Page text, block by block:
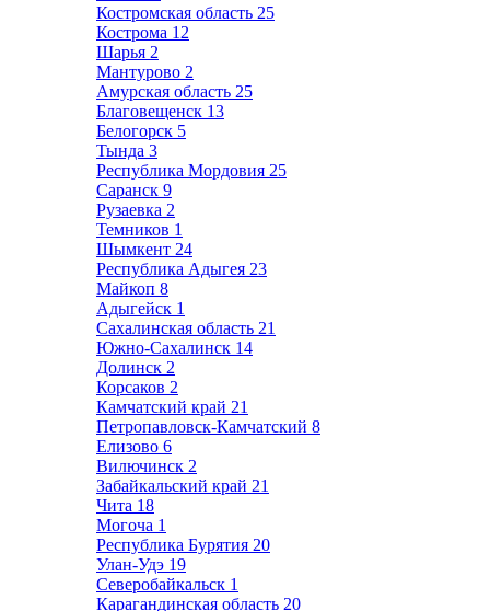
Костромская область 25
Кострома 12
Шарья 2
Мантурово 2
Амурская область 25
Благовещенск 13
Белогорск 5
Тында 3
Республика Мордовия 25
Саранск 9
Рузаевка 2
Темников 1
Шымкент 24
Республика Адыгея 23
Майкоп 8
Адыгейск 1
Сахалинская область 21
Южно-Сахалинск 14
Долинск 2
Корсаков 2
Камчатский край 21
Петропавловск-Камчатский 8
Елизово 6
Вилючинск 2
Забайкальский край 21
Чита 18
Могоча 1
Республика Бурятия 20
Улан-Удэ 19
Северобайкальск 1
Карагандинская область 20